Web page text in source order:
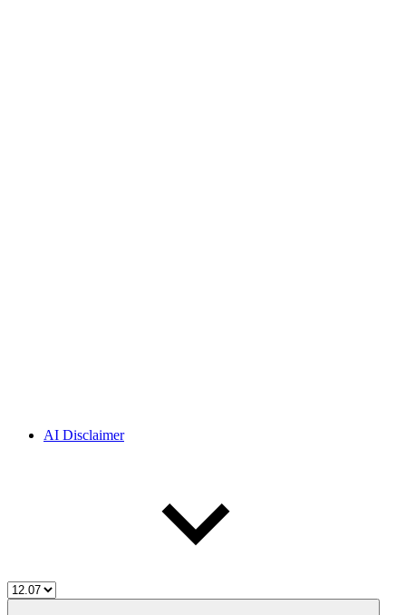
AI Disclaimer